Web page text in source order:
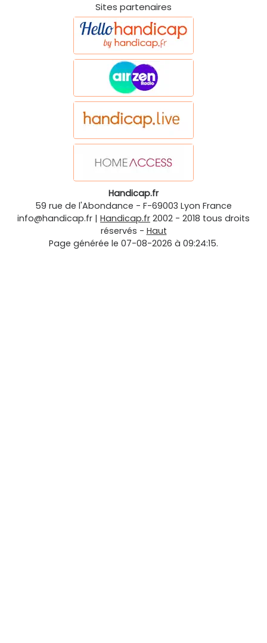
Sites partenaires
Handicap.fr
59 rue de l'Abondance - F-69003 Lyon France
info@handicap.fr | Handicap.fr 2002 - 2018 tous droits
réservés - Haut
Page générée le 07-08-2026 à 09:24:15.